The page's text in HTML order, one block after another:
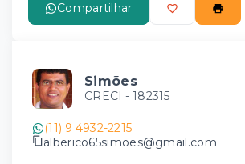
Compartilhar
Simões
CRECI - 182315
(11) 9 4932-2215
alberico65simoes@gmail.com